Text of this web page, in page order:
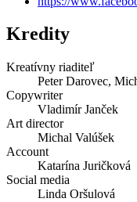
Kredity
Kreatívny riaditeľ
Peter Darovec,
Copywriter
Vladimír Janček
Art director
Michal Valúšek
Account
Katarína Juričková
Social media
Linda Oršulová